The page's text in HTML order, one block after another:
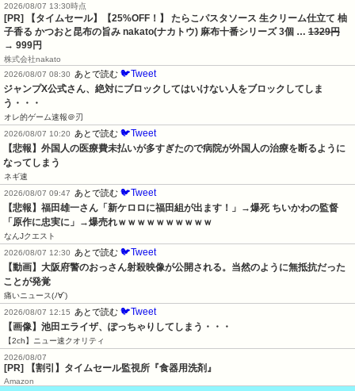
2026/08/07 13:30時点
[PR] 【タイムセール】【25%OFF！】 たらこパスタソース 生クリーム仕立て 柚
子香る かつおと昆布の旨み nakato(ナカトウ) 麻布十番シリーズ 3個 … 1329円
→ 999円
株式会社nakato
2026/08/07 08:30
あとで読む 🐦Tweet
ジャンプX公式さん、絶対にブロックしてはいけない人をブロックしてしま
う・・・
オレ的ゲーム速報＠刃
2026/08/07 10:20
あとで読む 🐦Tweet
【悲報】外国人の医療費未払いが多すぎたので病院が外国人の治療を断るように
なってしまう
ネギ速
2026/08/07 09:47
あとで読む 🐦Tweet
【悲報】福田雄一さん「新ケロロに福田組が出ます！」→爆死 ちいかわの監督
「原作に忠実に」→爆売れｗｗｗｗｗｗｗｗｗｗ
なんJクエスト
2026/08/07 12:30
あとで読む 🐦Tweet
【動画】大阪府警のおっさん射殺映像が公開される。当然のように無抵抗だった
ことが発覚
痛いニュース(ﾉ∀`)
2026/08/07 12:15
あとで読む 🐦Tweet
【画像】池田エライザ、ぽっちゃりしてしまう・・・
【2ch】ニュー速クオリティ
2026/08/07
[PR] 【割引】タイムセール監視所『食器用洗剤』
Amazon